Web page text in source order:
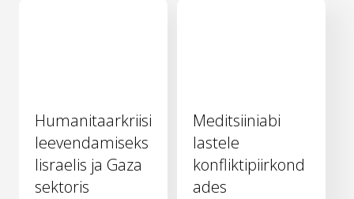
Humanitaarkriisi
leevendamiseks
Iisraelis ja Gaza
sektoris
Meditsiiniabi
lastele
konfliktipiirkond
ades